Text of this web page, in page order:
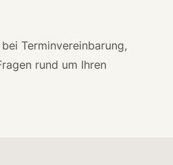
Terminvereinbarung,
rund um Ihren